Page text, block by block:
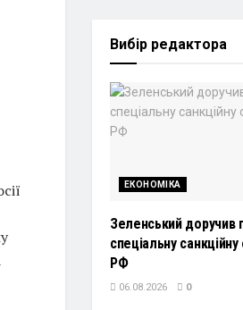
Вибір редактора
ЕКОНОМІКА
Зеленський доручив
спеціальну
РФ
06.08.2026 0